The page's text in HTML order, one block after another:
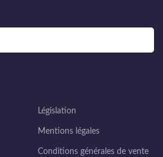
Législation
Mentions légales
Conditions générales de vente